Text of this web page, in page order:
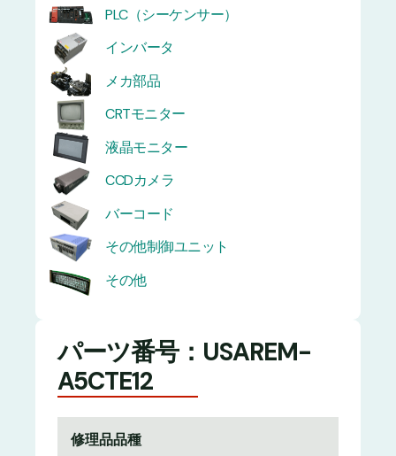
PLC（シーケンサー）
インバータ
メカ部品
CRTモニター
液晶モニター
CCDカメラ
バーコード
その他制御ユニット
その他
パーツ番号：USAREM-
A5CTE12
修理品品種